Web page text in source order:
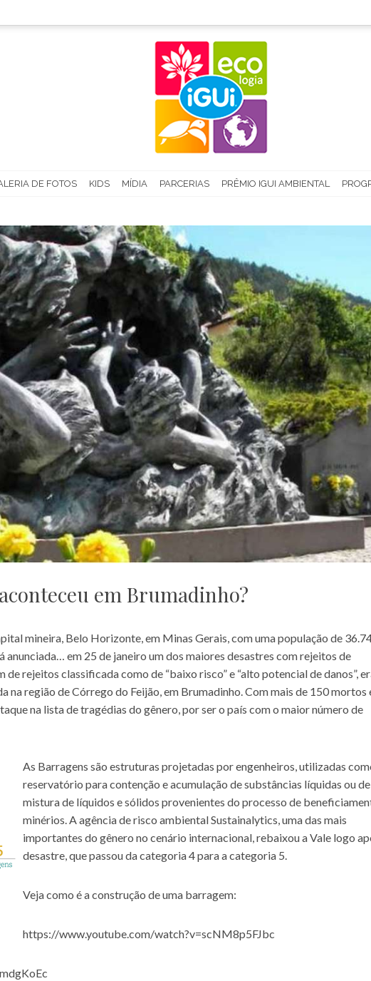
DE FOTOS KIDS MÍDIA PARCERIAS PRÊMIO IGUI AMBIENTAL
em Brumadinho?
mineira, Belo Horizonte, em Minas Gerais, com uma população de
anunciada… em 25 de janeiro um dos maiores desastres com rejeitos de
rejeitos classificada como de “baixo risco” e “alto potencial de danos”,
na região de Córrego do Feijão, em Brumadinho. Com mais de 150 mortos
na lista de tragédias do gênero, por ser o país com o maior número de
As Barragens são estruturas projetadas por engenheiros, utilizadas
reservatório para contenção e acumulação de substâncias líquidas ou de
mistura de líquidos e sólidos provenientes do processo de
minérios. A agência de risco ambiental Sustainalytics, uma das mais
importantes do gênero no cenário internacional, rebaixou a Vale logo
desastre, que passou da categoria 4 para a categoria 5.
Veja como é a construção de uma barragem:
https://www.youtube.com/watch?v=scNM8p5FJbc